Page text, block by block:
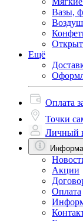
Вазы,
Ещё
Оплата
Точки
Личный
Акции
Оплата